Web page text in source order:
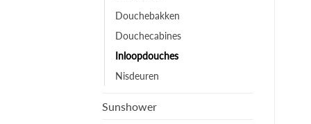
Douchebakken
Douchecabines
Inloopdouches
Nisdeuren
Sunshower